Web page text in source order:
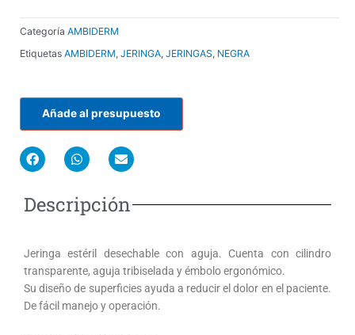
Categoría AMBIDERM
Etiquetas AMBIDERM, JERINGA, JERINGAS, NEGRA
Añade al presupuesto
F
a
b
o
W
h
s
a
E
n
l
o
Descripción
Jeringa estéril desechable con aguja. Cuenta con cilindro
transparente, aguja tribiselada y émbolo ergonómico.
Su diseño de superficies ayuda a reducir el dolor en el paciente.
De fácil manejo y operación.